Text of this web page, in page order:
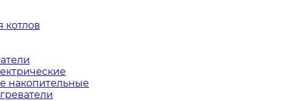
котлов
накопительные